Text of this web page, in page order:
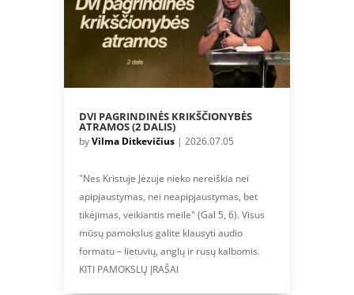
DVI PAGRINDINĖS KRIKŠČIONYBĖS
ATRAMOS (2 DALIS)
byVilma Ditkevičius| 2026.07.05
"Nes Kristuje Jėzuje nieko nereiškia nei
apipjaustymas, nei neapipjaustymas, bet
tikėjimas, veikiantis meile" (Gal 5, 6). Visus
mūsų pamokslus galite klausyti audio
formatu – lietuvių, anglų ir rusų kalbomis.
KITI PAMOKSLŲ ĮRAŠAI